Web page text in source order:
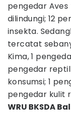
pengedar
dilindungi; 12
insekta.
tercatat
Kima, 1
pengedar
konsumsi; 1
pengedar kulit
WRU BKSDA